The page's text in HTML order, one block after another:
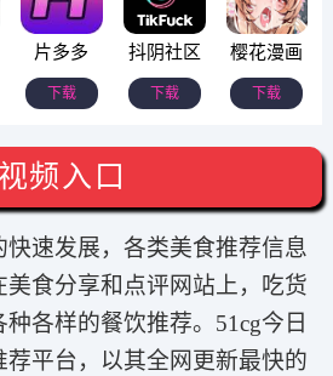
片多多
下载
抖阴社区
下载
樱花漫画
下载
视频入口
速发展，各类美食推荐信息
食分享和点评网站上，吃货
各样的餐饮推荐。51cg今日
平台，以其全网更新最快的